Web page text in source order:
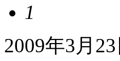
1
2009年3月